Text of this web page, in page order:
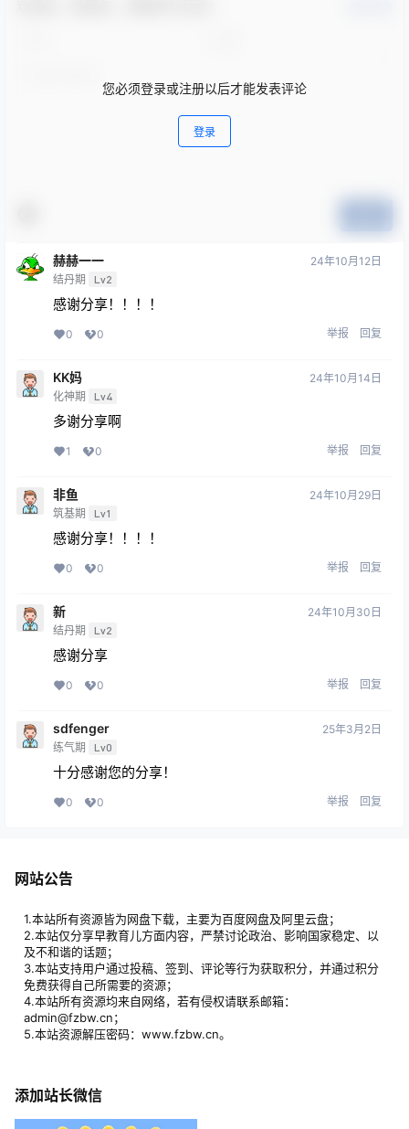
您必须登录或注册以后才能发表评论
登录
赫赫一一
结丹期 Lv2
24年10月12日
感谢分享！！！！
0 0 举报 回复
KK妈
化神期 Lv4
24年10月14日
多谢分享啊
1 0 举报 回复
非鱼
筑基期 Lv1
24年10月29日
感谢分享！！！！
0 0 举报 回复
新
结丹期 Lv2
24年10月30日
感谢分享
0 0 举报 回复
sdfenger
练气期 Lv0
25年3月2日
十分感谢您的分享！
0 0 举报 回复
网站公告
1.本站所有资源皆为网盘下载，主要为百度网盘及阿里云盘；
2.本站仅分享早教育儿方面内容，严禁讨论政治、影响国家稳定、以
及不和谐的话题；
3.本站支持用户通过投稿、签到、评论等行为获取积分，并通过积分
免费获得自己所需要的资源；
4.本站所有资源均来自网络，若有侵权请联系邮箱：
admin@fzbw.cn；
5.本站资源解压密码：www.fzbw.cn。
添加站长微信